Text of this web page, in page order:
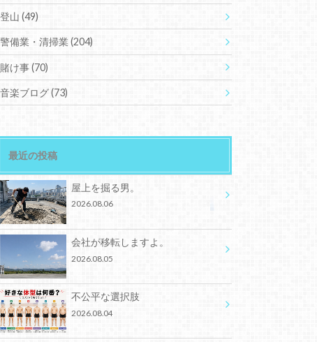
登山(49)
警備業・清掃業(204)
賭け事(70)
音楽ブログ(73)
最近の投稿
屋上を掘る男。
2026.08.06
会社が移転しますよ。
2026.08.05
不公平な選択肢
2026.08.04